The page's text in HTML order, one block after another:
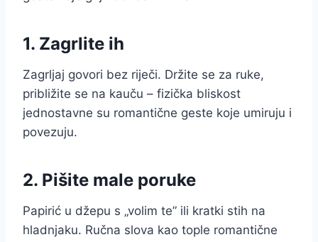
1. Zagrlite ih
Zagrljaj govori bez riječi. Držite se za ruke,
približite se na kauču – fizička bliskost
jednostavne su romantične geste koje umiruju i
povezuju.
2. Pišite male poruke
Papirić u džepu s „volim te” ili kratki stih na
hladnjaku. Ručna slova kao tople romantične